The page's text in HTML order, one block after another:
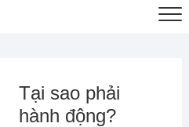
Tại sao phải
hành động?